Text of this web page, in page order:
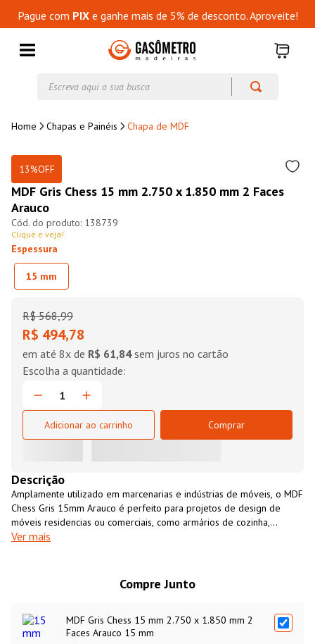
Pague com PIXe ganhe mais de 5% de desconto. Aproveite!
Chapas e Painéis Chapa de MDF
13%OFF
MDF Gris Chess 15 mm 2.750 x 1.850 mm 2 Faces
Arauco
138739
Clique e veja!
Espessura
15 mm
R$ 568,99
R$ 494,78
em até 8x de R$ 61,84sem juros no cartão
Adicionar ao carrinho Comprar
Descrição
Amplamente utilizado em marcenarias e indústrias de móveis, o MDF
Chess Gris 15mm Arauco é perfeito para projetos de design de
móveis residencias ou comerciais, como armários de cozinha,
closets, revestimento de paredes, entre outros. É um material
sustentável, fabricado 100% com madeira de florestas cultivadas
Ver mais
Compre Junto
MDF Gris Chess 15 mm 2.750 x 1.850 mm 2
Faces Arauco 15 mm